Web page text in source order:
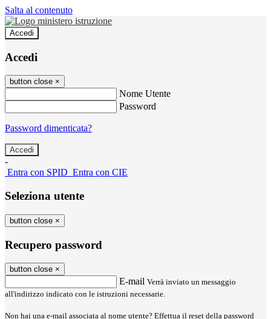
Salta al contenuto
Accedi
Accedi
button close ×
Nome Utente
Password
Password dimenticata?
-
Entra con SPID Entra con CIE
Seleziona utente
button close ×
Recupero password
button close ×
E-mail Verrà inviato un messaggio
all'indirizzo indicato con le istruzioni necessarie.
Non hai una e-mail associata al nome utente? Effettua il reset della password